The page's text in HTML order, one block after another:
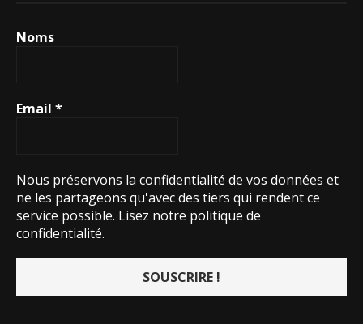
Noms
Email *
Nous préservons la confidentialité de vos données et
ne les partageons qu'avec des tiers qui rendent ce
service possible. Lisez notre politique de
confidentialité.